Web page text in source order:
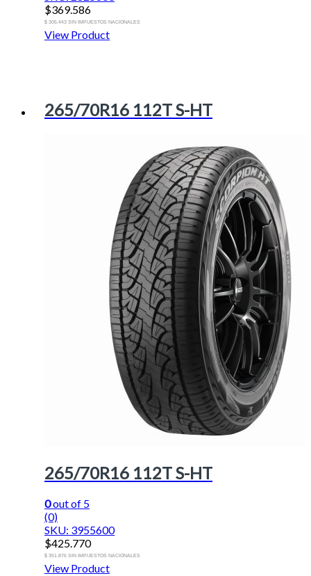
$369.586
$ 305.443 SIN IMPUESTOS NACIONALES
View Product
265/70R16 112T S-HT
265/70R16 112T S-HT
0out of 5
(0)
SKU: 3955600
$425.770
$ 351.876 SIN IMPUESTOS NACIONALES
View Product